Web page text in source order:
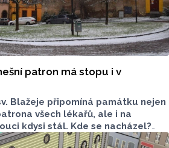
patron má stopu i v
Blažeje připomíná památku nejen
všech lékařů, ale i na
kdysi stál. Kde se nacházel?